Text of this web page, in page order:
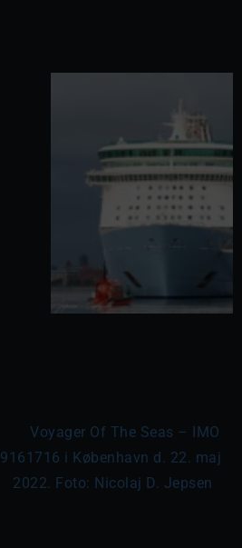
	Voyager Of The Seas – IMO
9161716 i København d. 22. maj
2022. Foto: Nicolaj D. Jepsen